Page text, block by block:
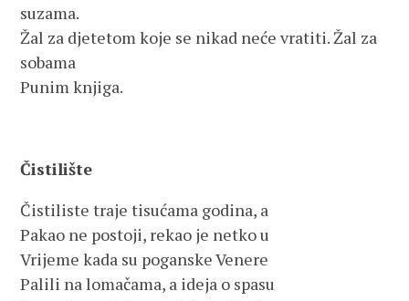
suzama.
Žal za djetetom koje se nikad neće vratiti. Žal za
sobama
Punim knjiga.
Čistilište
Čistiliste traje tisućama godina, a
Pakao ne postoji, rekao je netko u
Vrijeme kada su poganske Venere
Palili na lomačama, a ideja o spasu